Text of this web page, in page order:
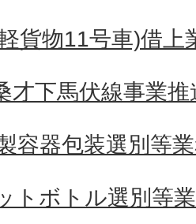
貨物11号車)借上
才下馬伏線事業
容器包装選別等
トボトル選別等